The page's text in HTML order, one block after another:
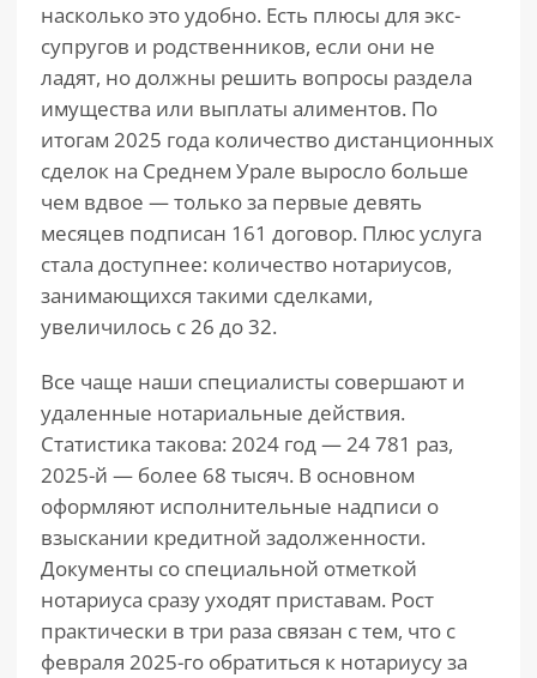
насколько это удобно. Есть плюсы для экс-
супругов и родственников, если они не
ладят, но должны решить вопросы раздела
имущества или выплаты алиментов. По
итогам 2025 года количество дистанционных
сделок на Среднем Урале выросло больше
чем вдвое — только за первые девять
месяцев подписан 161 договор. Плюс услуга
стала доступнее: количество нотариусов,
занимающихся такими сделками,
увеличилось с 26 до 32.
Все чаще наши специалисты совершают и
удаленные нотариальные действия.
Статистика такова: 2024 год — 24 781 раз,
2025-й — более 68 тысяч. В основном
оформляют исполнительные надписи о
взыскании кредитной задолженности.
Документы со специальной отметкой
нотариуса сразу уходят приставам. Рост
практически в три раза связан с тем, что с
февраля 2025-го обратиться к нотариусу за